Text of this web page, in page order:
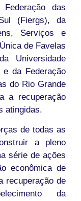
das
(Fiergs), da
Serviços e
de Favelas
Universidade
e da Federação
do Rio Grande
a recuperação
atingidas.
de todas as
a pleno
série de ações
econômica de
recuperação de
da